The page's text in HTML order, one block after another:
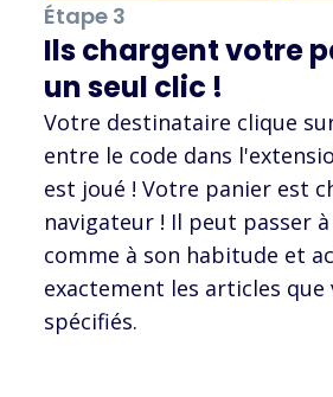
Étape 3
Ils chargent votre
un seul clic !
Votre destinataire clique
entre le code dans
est joué ! Votre panier est
navigateur ! Il peut passer à
comme à son habitude et
exactement les articles que
spécifiés.